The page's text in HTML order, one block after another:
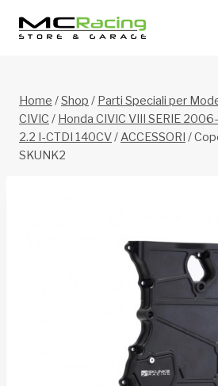
Home /Shop / Parti Speciali per
CIVIC / Honda CIVIC VIII SERIE
2.2 I-CTDI 140CV/ACCESSORI /
SKUNK2